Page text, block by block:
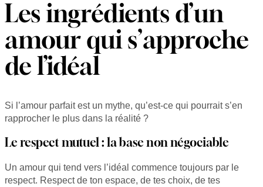
Les ingrédients d’un
amour qui s’approche
de l’idéal
Si l’amour parfait est un mythe, qu’est-ce qui pourrait s’en
rapprocher le plus dans la réalité ?
Le respect mutuel : la base non négociable
Un amour qui tend vers l’idéal commence toujours par le
respect. Respect de ton espace, de tes choix, de tes